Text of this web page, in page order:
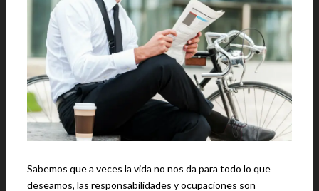
Sabemos que a veces la vida no nos da para todo lo que
deseamos, las responsabilidades y ocupaciones son